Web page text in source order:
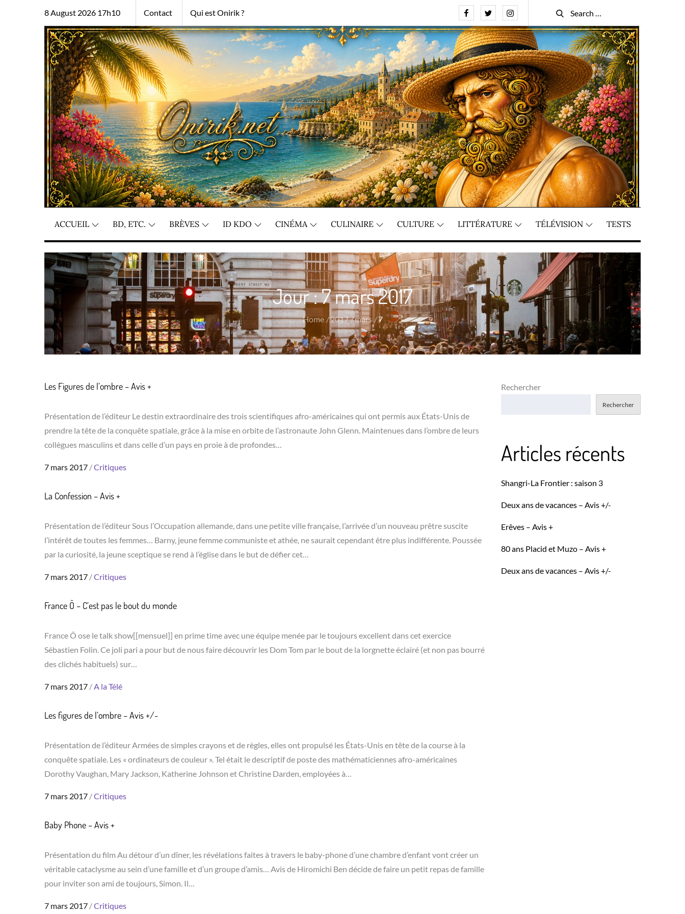
8 August 2026 17h10 Contact Qui est Onirik ? FacebookTwitterInstagram
Search
for:
Search
ACCUEIL BD, ETC. BRÈVES ID KDO CINÉMA CULINAIRE CULTURE LITTÉRATURE TÉLÉVISION TESTS
Jour :7 mars 2017
Home 2017 mars 7
Les Figures de l’ombre – Avis +
Présentation de l’éditeur Le destin extraordinaire des trois scientifiques afro-américaines qui ont permis aux États-Unis de
prendre la tête de la conquête spatiale, grâce à la mise en orbite de l’astronaute John Glenn. Maintenues dans l’ombre de leurs
collègues masculins et dans celle d’un pays en proie à de profondes…
Posted
7 mars 2017 Critiques
La Confession – Avis +
Présentation de l’éditeur Sous l’Occupation allemande, dans une petite ville française, l’arrivée d’un nouveau prêtre suscite
l’intérêt de toutes les femmes… Barny, jeune femme communiste et athée, ne saurait cependant être plus indifférente. Poussée
par la curiosité, la jeune sceptique se rend à l’église dans le but de défier cet…
Posted
7 mars 2017 Critiques
France Ô – C’est pas le bout du monde
France Ô ose le talk show[[mensuel]] en prime time avec une équipe menée par le toujours excellent dans cet exercice
Sébastien Folin. Ce joli pari a pour but de nous faire découvrir les Dom Tom par le bout de la lorgnette éclairé (et non pas bourré
des clichés habituels) sur…
Posted
7 mars 2017 A la Télé
Les figures de l’ombre – Avis +/-
Présentation de l’éditeur Armées de simples crayons et de règles, elles ont propulsé les États-Unis en tête de la course à la
conquête spatiale. Les « ordinateurs de couleur ». Tel était le descriptif de poste des mathématiciennes afro-américaines
Dorothy Vaughan, Mary Jackson, Katherine Johnson et Christine Darden, employées à…
Posted
7 mars 2017 Critiques
Baby Phone – Avis +
Présentation du film Au détour d’un dîner, les révélations faites à travers le baby-phone d’une chambre d’enfant vont créer un
véritable cataclysme au sein d’une famille et d’un groupe d’amis… Avis de Hiromichi Ben décide de faire un petit repas de famille
pour inviter son ami de toujours, Simon. Il…
Posted
7 mars 2017 Critiques
Rechercher
Rechercher
Articles récents
Shangri-La Frontier : saison 3
Deux ans de vacances – Avis +/-
Erêves – Avis +
80 ans Placid et Muzo – Avis +
Deux ans de vacances – Avis +/-